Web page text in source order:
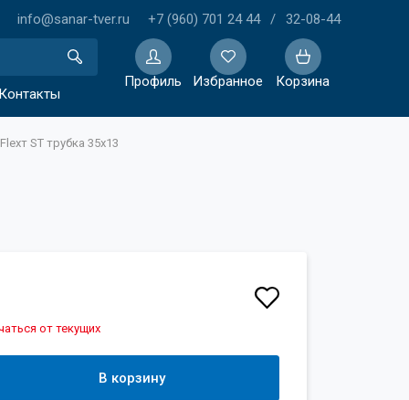
info@sanar-tver.ru +7 (960) 701 24 44 / 32-08-44
Профиль Избранное Корзина
ST трубка 35х13
от текущих
В корзину